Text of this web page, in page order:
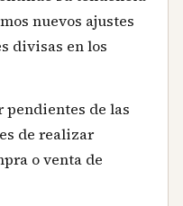
nuevos ajustes
divisas en los
pendientes de las
de realizar
o venta de